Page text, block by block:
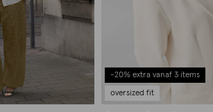
-20% extra vanaf 3 items
oversized fit